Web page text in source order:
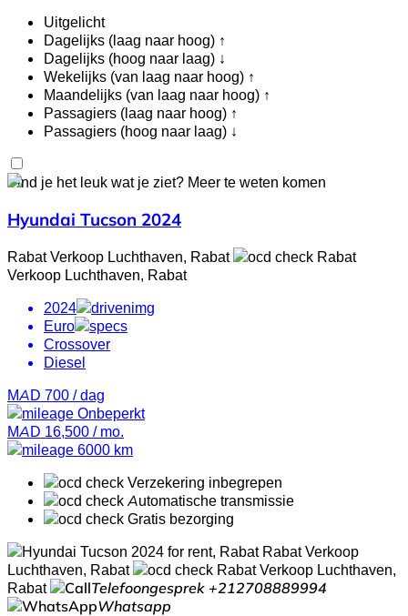
Uitgelicht
Dagelijks (laag naar hoog) ↑
Dagelijks (hoog naar laag) ↓
Wekelijks (van laag naar hoog) ↑
Maandelijks (van laag naar hoog) ↑
Passagiers (laag naar hoog) ↑
Passagiers (hoog naar laag) ↓
Vind je het leuk wat je ziet? Meer te weten komen
Hyundai Tucson 2024
Rabat Verkoop Luchthaven, Rabat
Rabat
Verkoop Luchthaven, Rabat
2024
Euro
Crossover
Diesel
MAD 700 / dag
Onbeperkt
MAD 16,500 / mo.
6000 km
Verzekering inbegrepen
Automatische transmissie
Gratis bezorging
Rabat Verkoop
Luchthaven, Rabat
Rabat Verkoop Luchthaven,
Rabat
Telefoongesprek +212708889994
Whatsapp